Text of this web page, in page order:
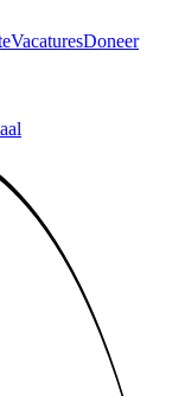
VacaturesDoneer